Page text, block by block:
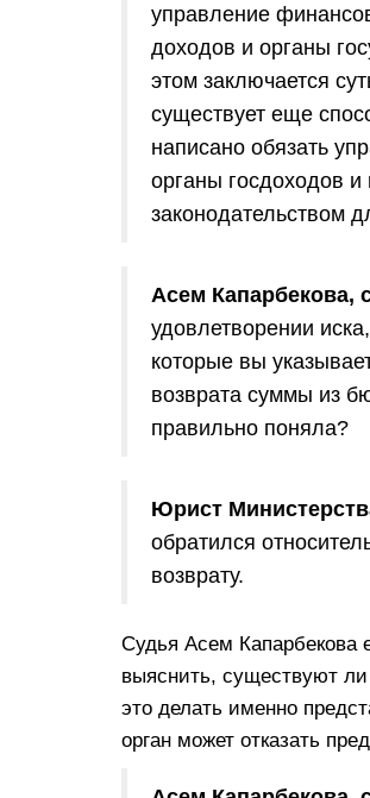
управление
доходов и органы
этом заключается
существует еще
написано обязать
органы госдоходов и
законодательством
Асем Капарбекова,
удовлетворении
которые вы
возврата суммы из
правильно поняла?
Юрист
обратился
возврату.
Судья Асем Капарбекова
выяснить, существуют
это делать именно
орган может отказать